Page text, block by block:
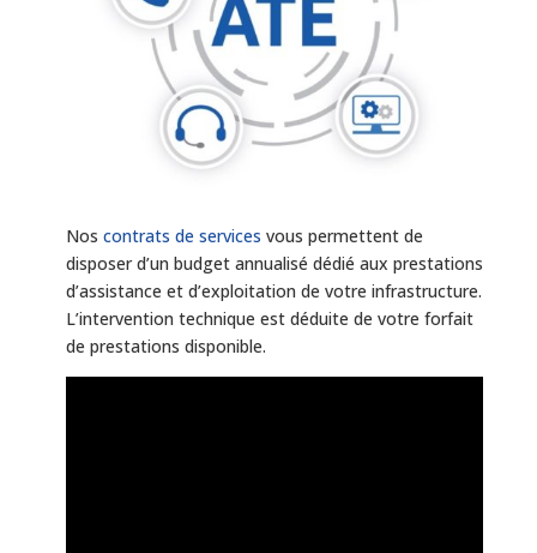
Nos contrats de services vous permettent de
disposer d’un budget annualisé dédié aux prestations
d’assistance et d’exploitation de votre infrastruc­ture.
L’intervention technique est déduite de votre forfait
de pres­tations disponible.